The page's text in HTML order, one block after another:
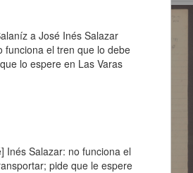
a José Inés Salazar
funciona el tren que lo debe
lo espere en Las Varas
Inés Salazar: no funciona el
pide que le espere